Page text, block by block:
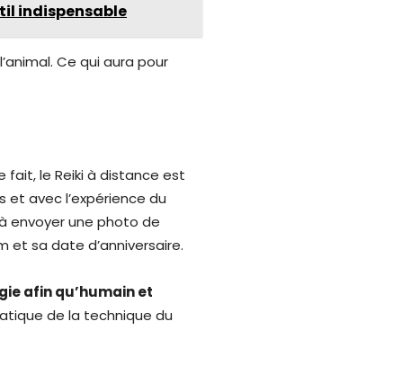
indispensable
Ce qui aura pour
le Reiki à distance est
avec l’expérience du
envoyer une photo de
et sa date d’anniversaire.
afin qu’humain et
de la technique du